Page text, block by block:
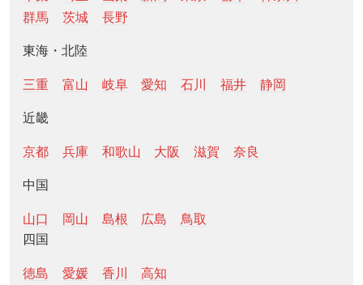
群馬
茨城 長野
東海・北陸
三重 富山 岐阜 愛知 石川 福井 静岡
近畿
京都 兵庫 和歌山 大阪 滋賀 奈良
中国
山口 岡山 島根 広島
鳥取
四国
徳島 愛媛 香川
高知